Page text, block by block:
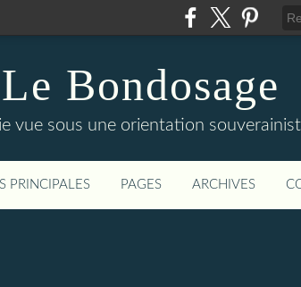
Le Bondosage
vue sous une orientation
PRINCIPALES PAGES ARCHIVES